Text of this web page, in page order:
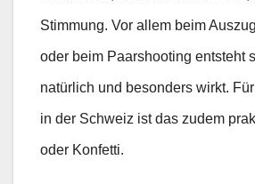
Stimmung. Vor allem beim
oder beim Paarshooting entsteht
natürlich und besonders wirkt.
in der Schweiz ist das zudem
oder Konfetti.